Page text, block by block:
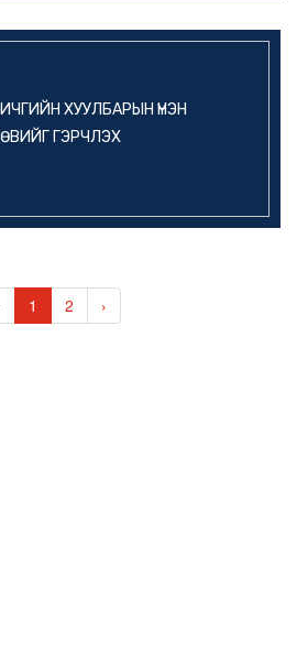
ХУУЛБАРЫН ҮНЭН
ГЭРЧЛЭХ
1 2 ›